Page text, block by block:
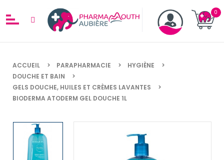
ACCUEIL PARAPHARMACIE
HYGIÈNE
DOUCHE ET BAIN
GELS DOUCHE, HUILES ET CRÈMES LAVANTES
BIODERMA ATODERM GEL DOUCHE 1L